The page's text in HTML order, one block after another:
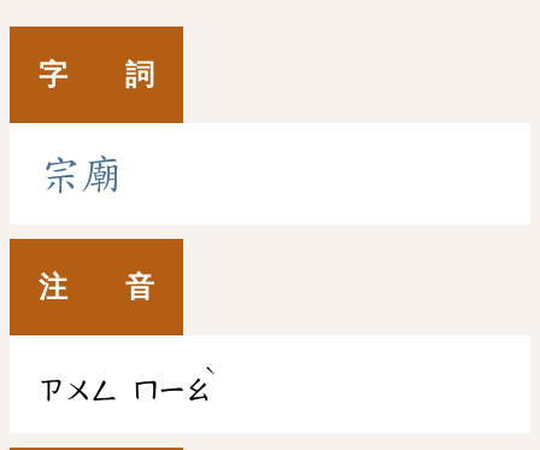
字 詞
宗廟
注 音
ㄗㄨㄥ ㄇㄧㄠ
ˋ